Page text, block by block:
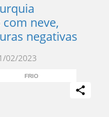
neve,
negativas
02/2023
FRIO